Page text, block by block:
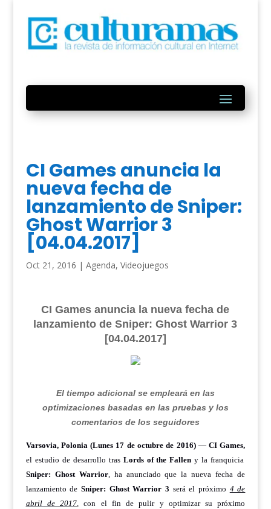
CI Games anuncia la
nueva fecha de
lanzamiento de Sniper:
Ghost Warrior 3
[04.04.2017]
Oct 21, 2016 | Agenda, Videojuegos
CI Games anuncia la nueva fecha de
lanzamiento de Sniper: Ghost Warrior 3
[04.04.2017]
El tiempo adicional se empleará en las
optimizaciones basadas en las pruebas y los
comentarios de los seguidores
Varsovia, Polonia (Lunes 17 de octubre de 2016)—CI Games,
el estudio de desarrollo tras Lords of the Fallen y la franquicia
Sniper: Ghost Warrior, ha anunciado que la nueva fecha de
lanzamiento de Sniper: Ghost Warrior 3 será el próximo 4 de
abril de 2017, con el fin de pulir y optimizar su próximo